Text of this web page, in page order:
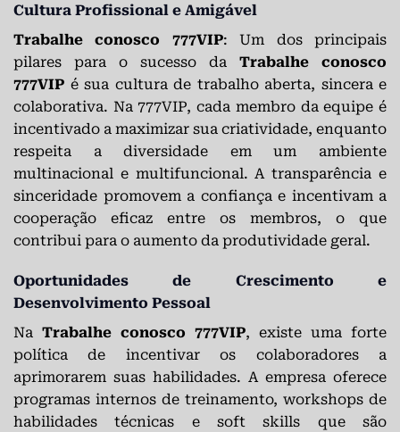
Cultura Profissional e Amigável
Trabalhe conosco 777VIP: Um dos principais
pilares para o sucesso da Trabalhe conosco
777VIP é sua cultura de trabalho aberta, sincera e
colaborativa. Na 777VIP, cada membro da equipe é
incentivado a maximizar sua criatividade, enquanto
respeita a diversidade em um ambiente
multinacional e multifuncional. A transparência e
sinceridade promovem a confiança e incentivam a
cooperação eficaz entre os membros, o que
contribui para o aumento da produtividade geral.
Oportunidades de Crescimento e
Desenvolvimento Pessoal
Na Trabalhe conosco 777VIP, existe uma forte
política de incentivar os colaboradores a
aprimorarem suas habilidades. A empresa oferece
programas internos de treinamento, workshops de
habilidades técnicas e soft skills que são